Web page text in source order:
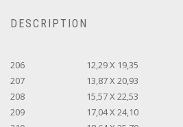
DESCRIPTION
206
12,29 X 19,35
207
13,87 X 20,93
208
15,57 X 22,53
209
17,04 X 24,10